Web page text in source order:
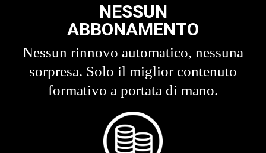
NESSUN
ABBONAMENTO
Nessun rinnovo automatico, nessuna
sorpresa. Solo il miglior contenuto
formativo a portata di mano.